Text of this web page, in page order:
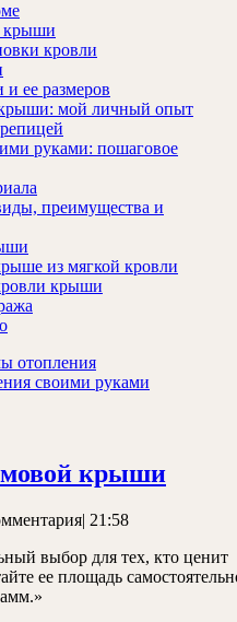
крыши
кровли
ее размеров
крыши: мой личный опыт
руками: пошаговое
преимущества и
из мягкой кровли
крыши
отопления
своими руками
крыши
| 21:58
выбор для тех, кто ценит
ее площадь